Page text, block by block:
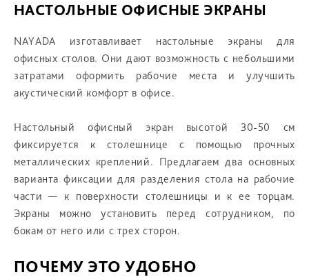
НАСТОЛЬНЫЕ ОФИСНЫЕ ЭКРАНЫ
NAYADA изготавливает настольные экраны для
офисных столов. Они дают возможность с небольшими
затратами оформить рабочие места и улучшить
акустический комфорт в офисе.
Настольный офисный экран высотой 30-50 см
фиксируется к столешнице с помощью прочных
металлических креплений. Предлагаем два основных
варианта фиксации для разделения стола на рабочие
части — к поверхности столешницы и к ее торцам.
Экраны можно установить перед сотрудником, по
бокам от него или с трех сторон.
ПОЧЕМУ ЭТО УДОБНО